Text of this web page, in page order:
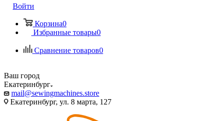
Войти
Корзина0
Избранные товары0
Сравнение товаров0
Ваш город
Екатеринбург
mail@sewingmachines.store
Екатеринбург, ул. 8 марта, 127